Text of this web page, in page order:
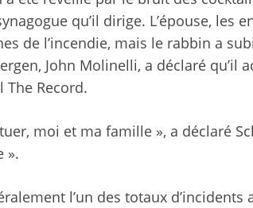
qu’il dirige. L’épouse, les
de l’incendie, mais le rabbin a
John Molinelli, a déclaré qu’il
Record.
moi et ma famille », a déclaré
».
l’un des totaux d’incidents